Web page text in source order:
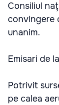
Consiliul
convingere
unanim.
Emisari de
Potrivit
pe calea